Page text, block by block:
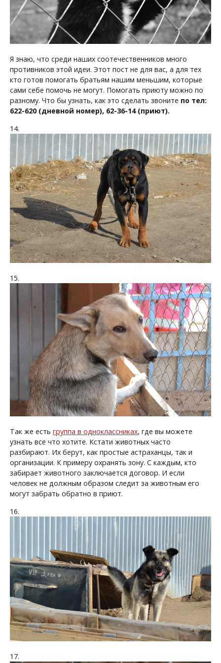
Я знаю, что среди наших соотечественников много
противников этой идеи. Этот пост не для вас, а для тех
кто готов помогать братьям нашим меньшим, которые
сами себе помочь не могут. Помогать приюту можно по
разному. Что бы узнать, как это сделать звоните по тел:
622-620 (дневной номер), 62-36-14 (приют).
14.
15.
Так же есть группа в одноклассниках, где вы можете
узнать все что хотите. Кстати животных часто
разбирают. Их берут, как простые астраханцы, так и
организации. К примеру охранять зону. С каждым, кто
забирает животного заключается договор. И если
человек не должным образом следит за животным его
могут забрать обратно в приют.
16.
17.